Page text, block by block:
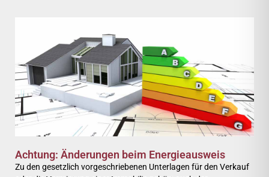
Achtung: Änderungen beim Energieausweis
Zu den gesetzlich vorgeschriebenen Unterlagen für den Verkauf